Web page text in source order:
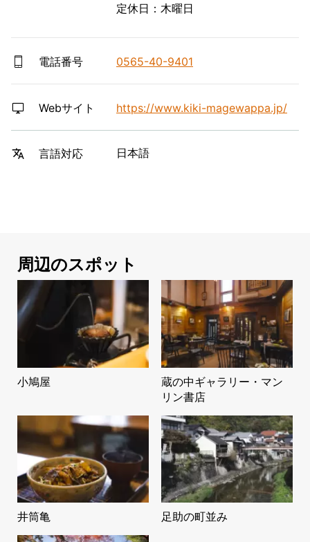
定休日：木曜日
電話番号 0565-40-9401
Webサイト https://www.kiki-magewappa.jp/
言語対応 日本語
周辺のスポット
小鳩屋
蔵の中ギャラリー・マン
リン書店
井筒亀 足助の町並み